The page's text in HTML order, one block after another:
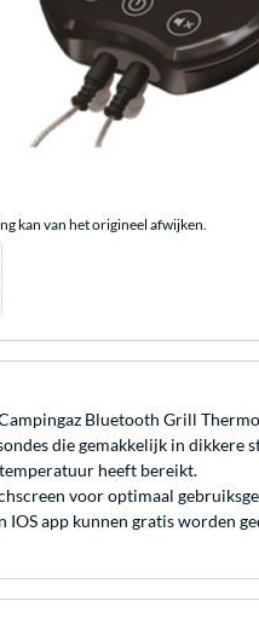
kan van het origineel afwijken.
Bluetooth Grill
die gemakkelijk in dikkere
heeft bereikt.
voor optimaal
app kunnen gratis worden